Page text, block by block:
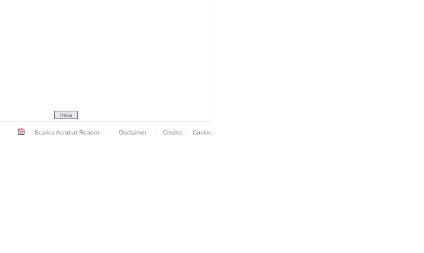
Scarica Acrobat Reader Disclaimer Credits Cookie